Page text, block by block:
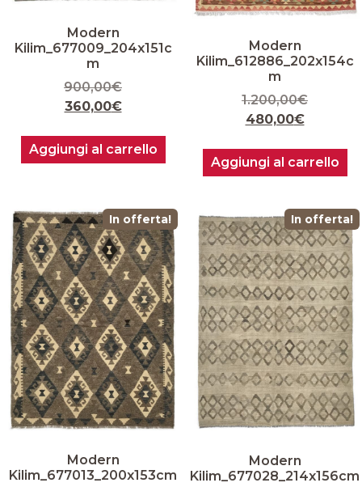
Modern
Kilim_677009_204x151c
m
900,00€
360,00€
Aggiungi al carrello
Modern
Kilim_612886_202x154c
m
1.200,00€
480,00€
Aggiungi al carrello
In offerta!
Modern
Kilim_677013_200x153cm
In offerta!
Modern
Kilim_677028_214x156cm